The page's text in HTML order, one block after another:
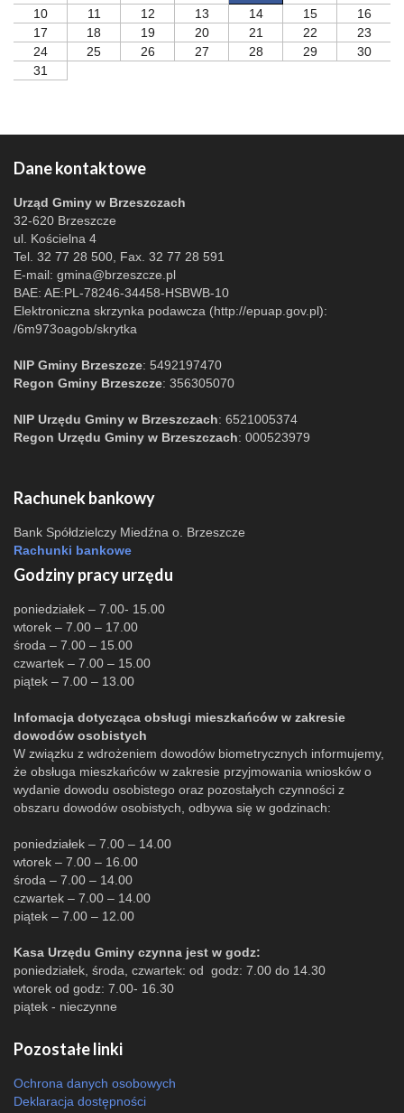
10
11 12 13 14 15
16
17
18 19 20 21 22
23
24
25 26 27 28 29
30
31
Dane kontaktowe
Urząd Gminy w Brzeszczach
32-620 Brzeszcze
ul. Kościelna 4
Tel. 32 77 28 500, Fax. 32 77 28 591
E-mail: gmina@brzeszcze.pl
BAE: AE:PL-78246-34458-HSBWB-10
Elektroniczna skrzynka podawcza (http://epuap.gov.pl):
/6m973oagob/skrytka
NIP Gminy Brzeszcze: 5492197470
Regon Gminy Brzeszcze: 356305070
NIP Urzędu Gminy w Brzeszczach: 6521005374
Regon Urzędu Gminy w Brzeszczach: 000523979
Rachunek bankowy
Bank Spółdzielczy Miedźna o. Brzeszcze
Rachunki bankowe
Godziny pracy urzędu
poniedziałek – 7.00- 15.00
wtorek – 7.00 – 17.00
środa – 7.00 – 15.00
czwartek – 7.00 – 15.00
piątek – 7.00 – 13.00
Infomacja dotycząca obsługi mieszkańców w zakresie
dowodów osobistych
W związku z wdrożeniem dowodów biometrycznych informujemy,
że obsługa mieszkańców w zakresie przyjmowania wniosków o
wydanie dowodu osobistego oraz pozostałych czynności z
obszaru dowodów osobistych, odbywa się w godzinach:
poniedziałek – 7.00 – 14.00
wtorek – 7.00 – 16.00
środa – 7.00 – 14.00
czwartek – 7.00 – 14.00
piątek – 7.00 – 12.00
Kasa Urzędu Gminy czynna jest w godz:
poniedziałek, środa, czwartek: od godz: 7.00 do 14.30
wtorek od godz: 7.00- 16.30
piątek - nieczynne
Pozostałe linki
Ochrona danych osobowych
Deklaracja dostępności